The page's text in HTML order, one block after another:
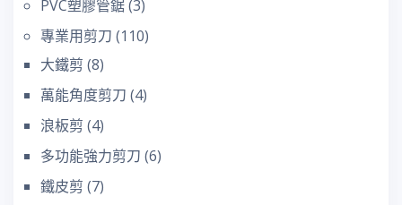
PVC塑膠管鋸(3)
專業用剪刀 (110)
大鐵剪 (8)
萬能角度剪刀 (4)
浪板剪 (4)
多功能強力剪刀 (6)
鐵皮剪 (7)